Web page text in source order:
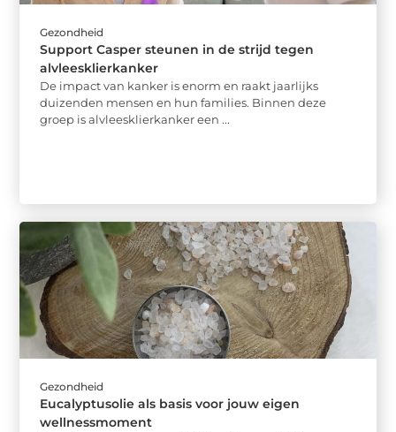
Gezondheid
Support Casper steunen in de strijd tegen
alvleesklierkanker
De impact van kanker is enorm en raakt jaarlijks
duizenden mensen en hun families. Binnen deze
groep is alvleesklierkanker een ...
Gezondheid
Eucalyptusolie als basis voor jouw eigen
wellnessmoment